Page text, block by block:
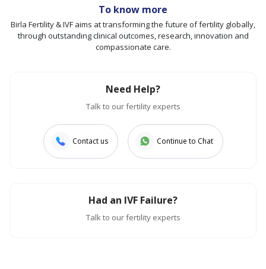
To know more
Birla Fertility & IVF aims at transforming the future of fertility globally,
through outstanding clinical outcomes, research, innovation and
compassionate care.
Need Help?
Talk to our fertility experts
Contact us Continue to Chat
Had an IVF Failure?
Talk to our fertility experts